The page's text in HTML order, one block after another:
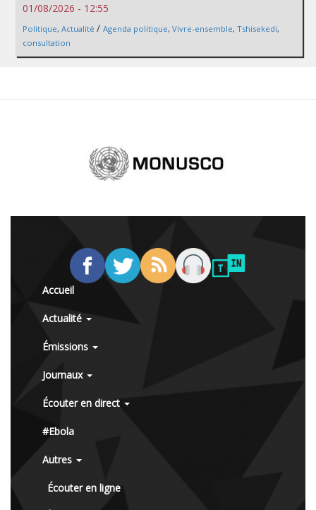
01/08/2026 - 12:55
Politique, Actualité / Agenda politique, Vivre-ensemble, Tshisekedi,
consultation
Accueil
Actualité
Émissions
Journaux
Écouter en direct
#Ebola
Autres
Écouter en ligne